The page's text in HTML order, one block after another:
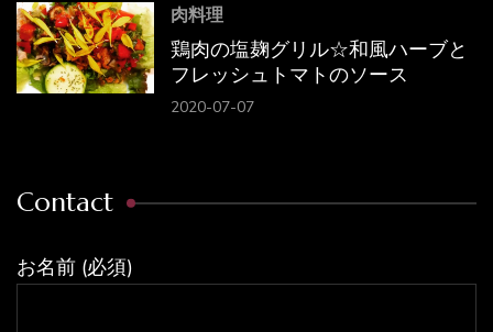
肉料理
鶏肉の塩麹グリル☆和風ハーブと
フレッシュトマトのソース
2020-07-07
Contact
お名前 (必須)